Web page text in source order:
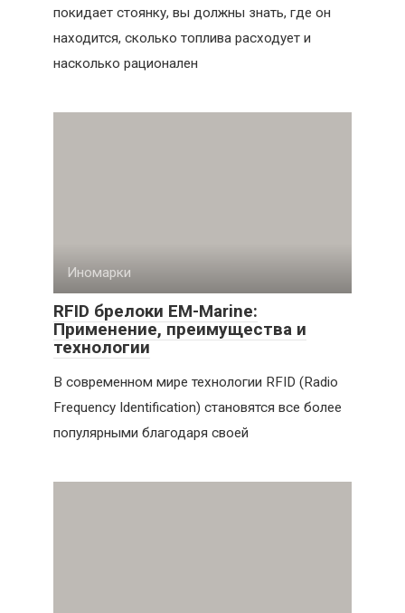
покидает стоянку, вы должны знать, где он
находится, сколько топлива расходует и
насколько рационален
Иномарки
RFID брелоки EM-Marine:
Применение, преимущества и
технологии
В современном мире технологии RFID (Radio
Frequency Identification) становятся все более
популярными благодаря своей